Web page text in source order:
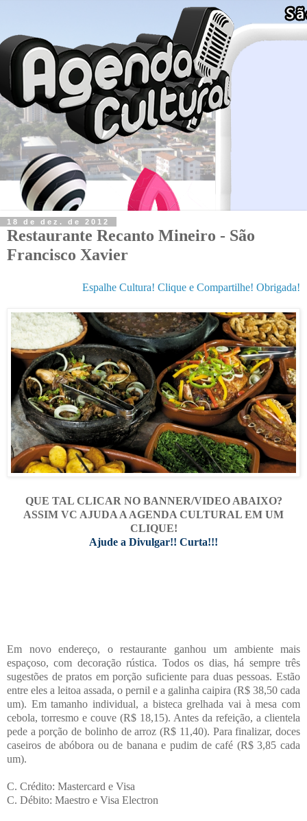
18 de dez. de 2012
Restaurante Recanto Mineiro - São
Francisco Xavier
Espalhe Cultura! Clique e Compartilhe! Obrigada!
QUE TAL CLICAR NO BANNER/VIDEO ABAIXO?
ASSIM VC AJUDA A AGENDA CULTURAL EM UM
CLIQUE!
Ajude a Divulgar!! Curta!!!
Em novo endereço, o restaurante ganhou um ambiente mais
espaçoso, com decoração rústica. Todos os dias, há sempre três
sugestões de pratos em porção suficiente para duas pessoas. Estão
entre eles a leitoa assada, o pernil e a galinha caipira (R$ 38,50 cada
um). Em tamanho individual, a bisteca grelhada vai à mesa com
cebola, torresmo e couve (R$ 18,15). Antes da refeição, a clientela
pede a porção de bolinho de arroz (R$ 11,40). Para finalizar, doces
caseiros de abóbora ou de banana e pudim de café (R$ 3,85 cada
um).
C. Crédito: Mastercard e Visa
C. Débito: Maestro e Visa Electron